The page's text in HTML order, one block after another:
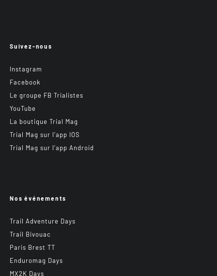
Suivez-nous
Instagram
Facebook
Le groupe FB Trialistes
YouTube
La boutique Trial Mag
Trial Mag sur l’app IOS
Trial Mag sur l’app Android
Nos événements
Trail Adventure Days
Trail Bivouac
Paris Brest TT
Enduromag Days
MX2K Days